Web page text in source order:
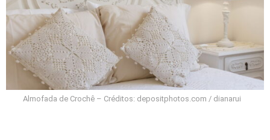
Almofada de Crochê – Créditos: depositphotos.com / dianarui